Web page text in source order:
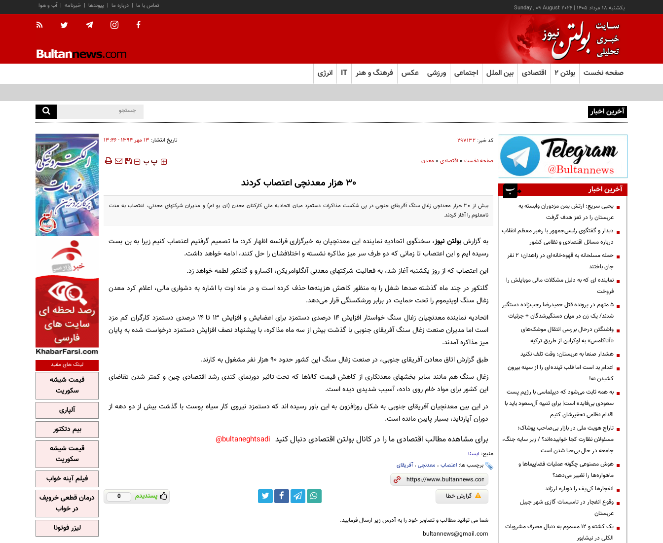
يکشنبه ۱۸ مرداد ۱۴۰۵ |
Sunday , 09 August 2026 آب و هوا | خبرنامه | پیوندها | درباره ما | تماس با ما
صفحه نخست بولتن ۲ اقتصادی بین الملل اجتماعی ورزشی عکس فرهنگ و هنر IT انرژی
آخرین اخبار
کد خبر: ۲۹۷۱۳۲ تاریخ انتشار: ۱۳ مهر ۱۳۹۴ - ۱۳:۴۶
صفحه نخست» اقتصادی» معدن ‍‍‍ پ پ
30 هزار معدنچی اعتصاب کردند
بیش از 30 هزار معدنچی زغال سنگ آفریقای جنوبی در پی شکست مذاکرات دستمزد میان اتحادیه ملی کارکنان معدن (ان یو ام) و مدیران شرکتهای معدنی، اعتصاب به مدت
نامعلوم را آغاز کردند.
به گزارشبولتن نیوز، سخنگوی اتحادیه نماینده این معدنچیان به خبرگزاری فرانسه اظهار کرد: ما تصمیم گرفتیم اعتصاب کنیم زیرا به بن بست
رسیده ایم و این اعتصاب تا زمانی که دو طرف سر میز مذاکره نشسته و اختلافشان را حل کنند، ادامه خواهد داشت.
این اعتصاب که از روز یکشنبه آغاز شد، به فعالیت شرکتهای معدنی آنگلوامریکن، اکسارو و گلنکور لطمه خواهد زد.
گلنکور در چند ماه گذشته صدها شغل را به منظور کاهش هزینه‌ها حذف کرده است و در ماه اوت با اشاره به دشواری مالی، اعلام کرد معدن
زغال سنگ اوپتیموم را تحت حمایت در برابر ورشکستگی قرار می‌دهد.
اتحادیه نماینده معدنچیان زغال سنگ خواستار افزایش 14 درصدی دستمزد برای اعضایش و افزایش 13 تا 14 درصدی دستمزد کارگران کم مزد
است اما مدیران صنعت زغال سنگ آفریقای جنوبی با گذشت بیش از سه ماه مذاکره، با پیشنهاد نصف افزایش دستمزد درخواست شده به پایان
میز مذاکره آمدند.
طبق گزارش اتاق معادن آفریقای جنوبی، در صنعت زغال سنگ این کشور حدود 90 هزار نفر مشغول به کارند.
زغال سنگ هم مانند سایر بخشهای معدنکاری از کاهش قیمت کالاها که تحت تاثیر دورنمای کندی رشد اقتصادی چین و کمتر شدن تقاضای
این کشور برای مواد خام روی داده، آسیب شدیدی دیده است.
در این بین معدنچیان آفریقای جنوبی به شکل روزافزون به این باور رسیده اند که دستمزد نیروی کار سیاه پوست با گذشت بیش از دو دهه از
دوران آپارتاید، بسیار پایین مانده است.
برای مشاهده مطالب اقتصادی ما را در کانال بولتن اقتصادی دنبال کنید bultaneghtsadi@
منبع: ایسنا
برچسب ها: اعتصاب، معدنچی،آفریقای
گزارش خطا پسندیدم 0
شما می توانید مطالب و تصاویر خود را به آدرس زیر ارسال فرمایید.
bultannews@gmail.com
آخرین اخبار
یحیی سریع: ارتش یمن مزدوران وابسته به
عربستان را در تعز هدف گرفت
دیدار و گفتگوی رئیس‌جمهور با رهبر معظم انقلاب
درباره مسائل اقتصادی و نظامی کشور
حمله مسلحانه به قهوه‌خانه‌ای در زاهدان؛ ۲ نفر
جان باختند
نماینده ای که به دلیل مشکلات مالی موبایلش را
فروخت
۵ متهم در پرونده قتل حمیدرضا رجب‌زاده دستگیر
شدند/ یک زن در میان دستگیرشدگان + جزئیات
واشنگتن درحال بررسی انتقال موشک‌های
«آتاکامس» به اوکراین از طریق ترکیه
هشدار صنعا به عربستان: وقت تلف نکنید
اعدام بد است اما قلب تپنده‌ای را از سینه بیرون
کشیدن نه!
به همه ثابت می‌شود که دیپلماسی با رژیم پست
سعودی بی‌فایده است| برای تنبیه آل‌سعود باید با
اقدام نظامی تحقیرشان کنیم
تاراج هویت ملی در بازار بی‌صاحب پوشاک؛
مسئولان نظارت کجا خوابیده‌اند؟ / زیر سایه جنگ،
جامعه در حال بی‌حیا شدن است
هوش مصنوعی چگونه عملیات فضاپیماها و
ماهواره‌ها را تغییر می‌دهد؟
انفجارها کی‌یف را دوباره لرزاند
وقوع انفجار در تاسیسات گازی شهر جبیل
عربستان
یک کشته و ۱۲ مسموم به دنبال مصرف مشروبات
الکلی در نیشابور
لینک های مفید
قیمت شیشه
سکوریت
آلپاری
بیم دتکتور
قیمت شیشه
سکوریت
فیلم آپنه خواب
درمان قطعی خروپف
در خواب
لیزر فوتونا